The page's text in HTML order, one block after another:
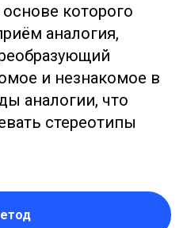
которого
аналогия,
и незнакомое в
аналогии, что
стереотипы